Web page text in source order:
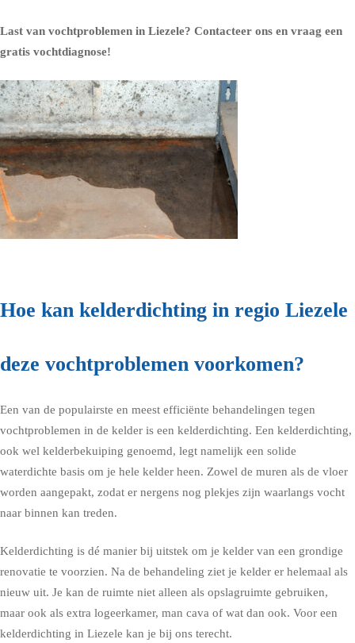
Last van vochtproblemen in Liezele? Contacteer ons en vraag een
gratis vochtdiagnose!
Hoe kan kelderdichting in regio Liezele
deze vochtproblemen voorkomen?
Een van de populairste en meest efficiënte behandelingen tegen
vochtproblemen in de kelder is een kelderdichting. Een kelderdichting,
ook wel kelderbekuiping genoemd, legt namelijk een solide
waterdichte basis om je hele kelder heen. Zowel de muren als de vloer
worden aangepakt, zodat er nergens nog plekjes zijn waarlangs vocht
naar binnen kan treden.
Kelderdichting is dé manier bij uitstek om je kelder van een grondige
renovatie te voorzien. Na de behandeling ziet je kelder er helemaal als
nieuw uit. Je kan de ruimte niet alleen als opslagruimte gebruiken,
maar ook als extra logeerkamer, man cava of wat dan ook. Voor een
kelderdichting in Liezele kan je bij ons terecht.